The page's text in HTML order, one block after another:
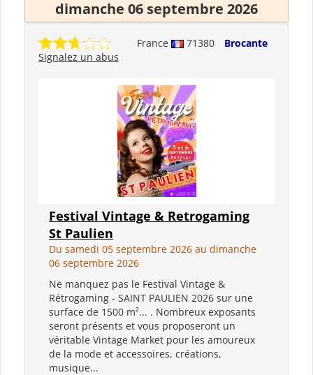
dimanche 06 septembre 2026
France 71380
Brocante
Signalez un abus
Festival Vintage & Retrogaming
St Paulien
Du samedi 05 septembre 2026 au dimanche
06 septembre 2026
Ne manquez pas le Festival Vintage &
Rétrogaming - SAINT PAULIEN 2026 sur une
surface de 1500 m²... . Nombreux exposants
seront présents et vous proposeront un
véritable Vintage Market pour les amoureux
de la mode et accessoires, créations,
musique...